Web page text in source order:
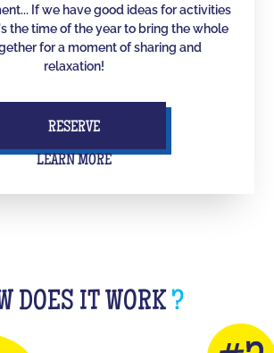
If we have good ideas for activities
the time of the year to bring the whole
for a moment of sharing and
relaxation!
RESERVE
LEARN MORE
DOES IT WORK ?